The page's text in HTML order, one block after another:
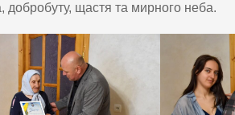
добробуту, щастя та мирного неба.